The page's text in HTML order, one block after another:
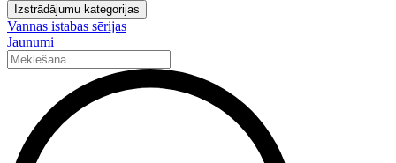
Izstrādājumu kategorijas
Vannas istabas sērijas
Jaunumi